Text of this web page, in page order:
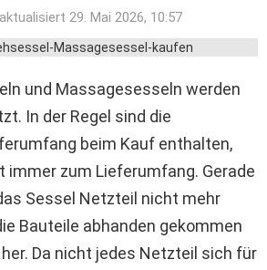
aktualisiert 29. Mai 2026, 10:57
und Massagesesseln werden
In der Regel sind die
beim Kauf enthalten,
immer zum Lieferumfang. Gerade
Sessel Netzteil nicht mehr
Bauteile abhanden gekommen
Da nicht jedes Netzteil sich für